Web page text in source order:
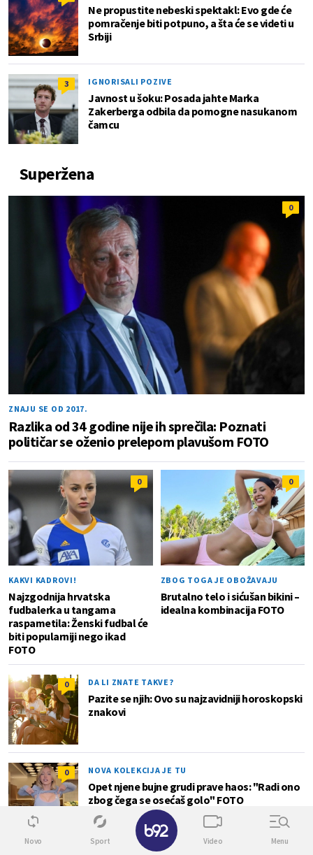
Ne propustite nebeski spektakl: Evo gde će
pomračenje biti potpuno, a šta će se videti u
Srbiji
3 IGNORISALI POZIVE
Javnost u šoku: Posada jahte Marka
Zakerberga odbila da pomogne nasukanom
čamcu
Superžena
0
ZNAJU SE OD 2017.
Razlika od 34 godine nije ih sprečila: Poznati
političar se oženio prelepom plavušom FOTO
0
KAKVI KADROVI!
Najzgodnija hrvatska
fudbalerka u tangama
raspametila: Ženski fudbal će
biti popularniji nego ikad
FOTO
0
ZBOG TOGA JE OBOŽAVAJU
Brutalno telo i sićušan bikini –
idealna kombinacija FOTO
0 DA LI ZNATE TAKVE?
Pazite se njih: Ovo su najzavidniji horoskopski
znakovi
0 NOVA KOLEKCIJA JE TU
Opet njene bujne grudi prave haos: "Radi ono
zbog čega se osećaš golo" FOTO
Novo Sport Video Menu
✕